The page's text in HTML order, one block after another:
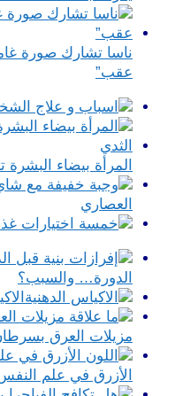
ناسا تشارك صورة
عقب”
المرأة بيضاء
العصاري
الدورة… والسبب؟
مزيلات العرق
الأزرق في علم